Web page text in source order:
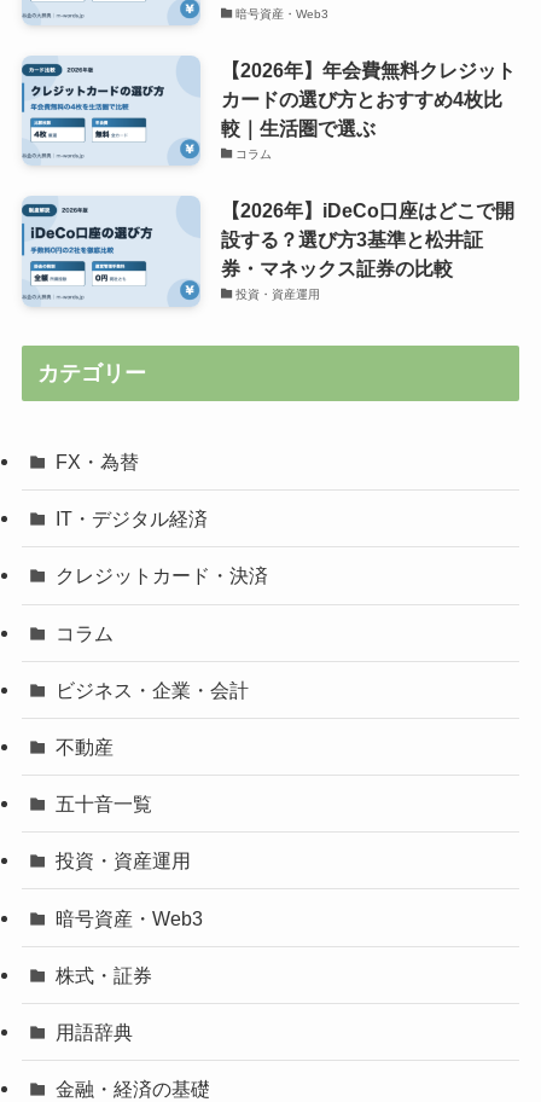
暗号資産・Web3
【2026年】年会費無料クレジット
カードの選び方とおすすめ4枚比
較｜生活圏で選ぶ
コラム
【2026年】iDeCo口座はどこで開
設する？選び方3基準と松井証
券・マネックス証券の比較
投資・資産運用
カテゴリー
FX・為替
IT・デジタル経済
クレジットカード・決済
コラム
ビジネス・企業・会計
不動産
五十音一覧
投資・資産運用
暗号資産・Web3
株式・証券
用語辞典
金融・経済の基礎